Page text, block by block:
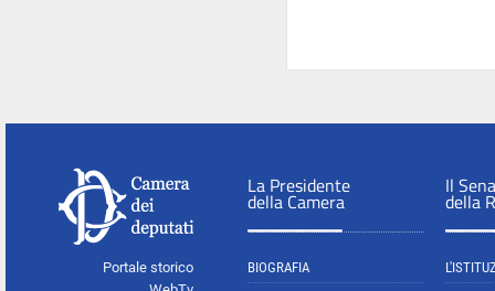
Portale storico
La Presidente
della Camera
BIOGRAFIA
Il
della